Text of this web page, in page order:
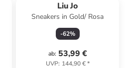
Liu Jo
Sneakers in Gold/ Rosa
-62%
ab: 53,99 €
UVP: 144,90 €*